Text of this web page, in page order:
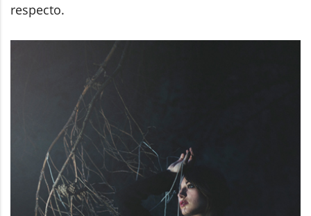
respecto.